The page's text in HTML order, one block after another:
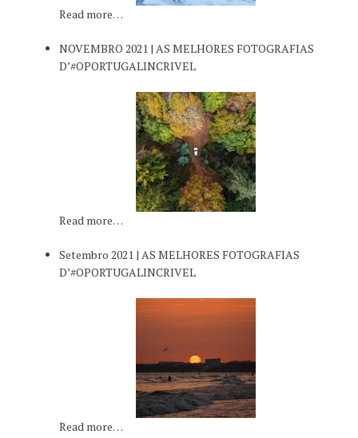
Read more…
NOVEMBRO 2021 | AS MELHORES FOTOGRAFIAS
D’#OPORTUGALINCRIVEL
Read more…
Setembro 2021 | AS MELHORES FOTOGRAFIAS
D’#OPORTUGALINCRIVEL
Read more…